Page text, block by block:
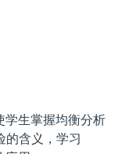
学生掌握均衡分析
的含义，学习